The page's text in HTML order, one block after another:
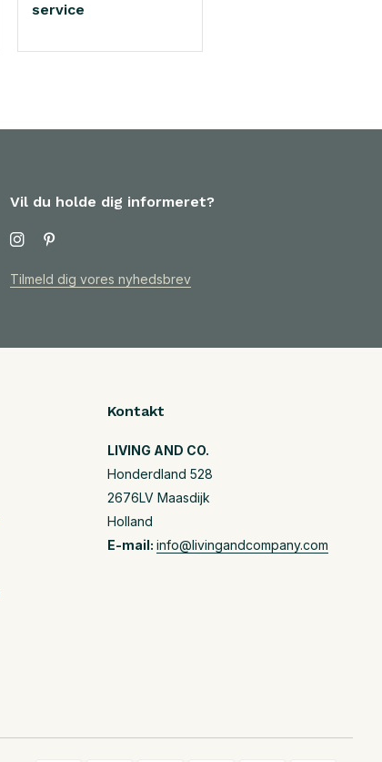
service
Vil du holde dig informeret?
Tilmeld dig vores nyhedsbrev
Kontakt
LIVING AND CO.
Honderdland 528
2676LV Maasdijk
Holland
E-mail: info@livingandcompany.com